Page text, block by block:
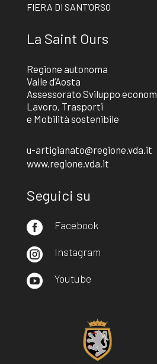
FIERA DI SANT’ORSO
La Saint Ours
Regione autonoma
Valle d’Aosta
Assessorato Sviluppo
Lavoro, Trasporti
e Mobilità sostenibile
u-artigianato@regione.vda.it
www.regione.vda.it
Seguici su
 Facebook
 Instagram
 Youtube